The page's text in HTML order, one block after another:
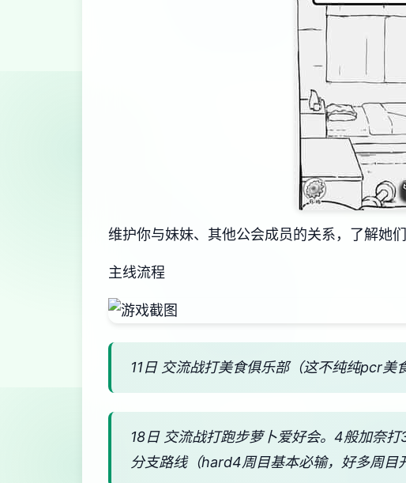
维护你与妹妹、其他公会成员的关系，了解她
主线流程
11日 交流战打美食俱乐部（这不纯纯pcr美
18日 交流战打跑步萝卜爱好会。4般加奈
分支路线（hard4周目基本必输，好多周